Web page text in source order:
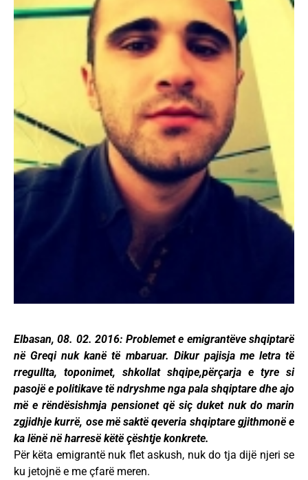
Elbasan, 08. 02. 2016: Problemet e emigrantëve shqiptarë
në Greqi nuk kanë të mbaruar. Dikur pajisja me letra të
rregullta, toponimet, shkollat shqipe,përçarja e tyre si
pasojë e politikave të ndryshme nga pala shqiptare dhe ajo
më e rëndësishmja pensionet që siç duket nuk do marin
zgjidhje kurrë, ose më saktë qeveria shqiptare gjithmonë e
ka lënë në harresë këtë çështje konkrete.
Për këta emigrantë nuk flet askush, nuk do tja dijë njeri se
ku jetojnë e me çfarë meren.